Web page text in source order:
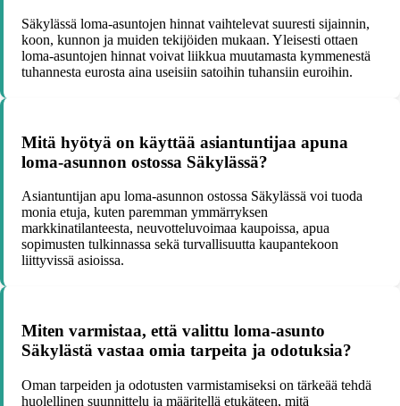
Säkylässä loma-asuntojen hinnat vaihtelevat suuresti sijainnin,
koon, kunnon ja muiden tekijöiden mukaan. Yleisesti ottaen
loma-asuntojen hinnat voivat liikkua muutamasta kymmenestä
tuhannesta eurosta aina useisiin satoihin tuhansiin euroihin.
Mitä hyötyä on käyttää asiantuntijaa apuna
loma-asunnon ostossa Säkylässä?
Asiantuntijan apu loma-asunnon ostossa Säkylässä voi tuoda
monia etuja, kuten paremman ymmärryksen
markkinatilanteesta, neuvotteluvoimaa kaupoissa, apua
sopimusten tulkinnassa sekä turvallisuutta kaupantekoon
liittyvissä asioissa.
Miten varmistaa, että valittu loma-asunto
Säkylästä vastaa omia tarpeita ja odotuksia?
Oman tarpeiden ja odotusten varmistamiseksi on tärkeää tehdä
huolellinen suunnittelu ja määritellä etukäteen, mitä